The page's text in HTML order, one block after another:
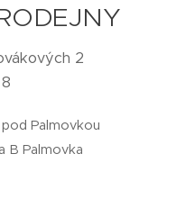
2
Palmovkou
B Palmovka